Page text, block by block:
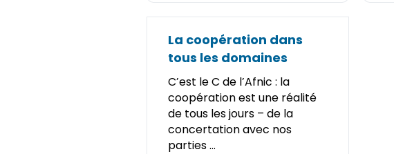
La coopération dans
tous les domaines
C’est le C de l’Afnic : la
coopération est une réalité
de tous les jours – de la
concertation avec nos
parties ...